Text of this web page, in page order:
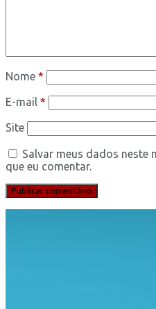
Nome *
E-mail *
Site
Salvar meus dados neste
que eu comentar.